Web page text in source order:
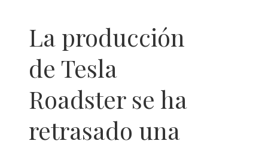
La producción
de Tesla
Roadster se ha
retrasado una